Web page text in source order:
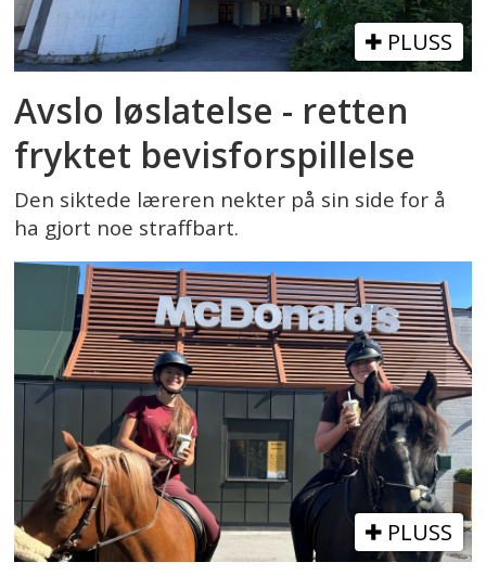
PLUSS
Avslo løslatelse - retten
fryktet bevisforspillelse
Den siktede læreren nekter på sin side for å
ha gjort noe straffbart.
PLUSS